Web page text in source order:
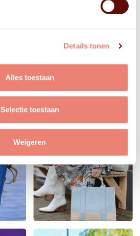
Details tonen
Alles toestaan
Selectie toestaan
Weigeren